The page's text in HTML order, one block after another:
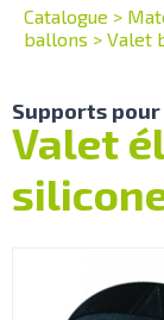
Catalogue >
ballons > Valet
Supports
Valet